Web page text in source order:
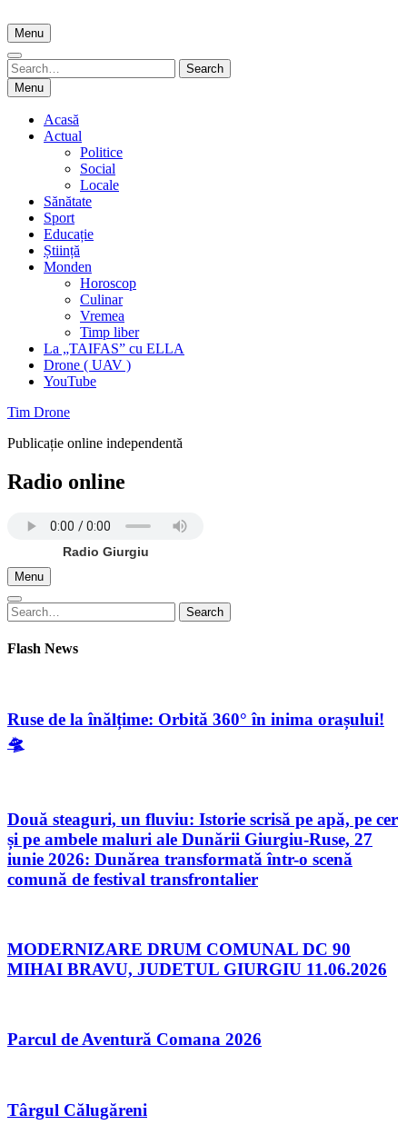
to
content
Menu
Search
for:
Search
Menu
Acasă
Actual
Politice
Social
Locale
Sănătate
Sport
Educație
Știință
Monden
Horoscop
Culinar
Vremea
Timp liber
La „TAIFAS” cu ELLA
Drone ( UAV )
YouTube
Tim Drone
Publicație online independentă
Radio online
Radio Giurgiu
Menu
Search
for:
Search
Flash News
Ruse de la înălțime: Orbită 360° în inima orașului!
🛸
Două steaguri, un fluviu: Istorie scrisă pe apă, pe cer
și pe ambele maluri ale Dunării Giurgiu-Ruse, 27
iunie 2026: Dunărea transformată într-o scenă
comună de festival transfrontalier
MODERNIZARE DRUM COMUNAL DC 90
MIHAI BRAVU, JUDETUL GIURGIU 11.06.2026
Parcul de Aventură Comana 2026
Târgul Călugăreni